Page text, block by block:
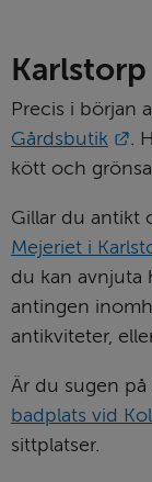
Karlstorp
Precis i början
Gårdsbutik
.
kött och
Gillar du antikt
Mejeriet i
du kan avnjuta
antingen
antikviteter,
badplats vid
sittplatser.